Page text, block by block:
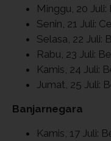
Minggu, 20 Juli:
Senin, 21 Juli:
Selasa, 22 Juli:
Rabu, 23 Juli:
Kamis, 24 Juli:
Jumat, 25 Juli:
Banjarnegara
Kamis, 17 Juli: